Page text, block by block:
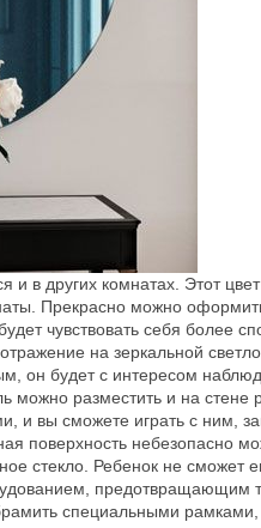
и в других комнатах. Этот
Прекрасно можно
чувствовать себя более
на зеркальной
он будет с интересом
можно разместить и на
и вы сможете играть с ним,
поверхность небезопасно
стекло. Ребенок не сможет
предотвращающим
специальными